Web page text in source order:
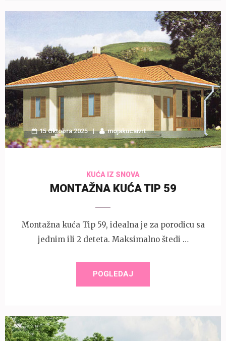
15 Oktobra 2025 mojakucaivrt
KUĆA IZ SNOVA
MONTAŽNA KUĆA TIP 59
Montažna kuća Tip 59, idealna je za porodicu sa
jednim ili 2 deteta. Maksimalno štedi …
POGLEDAJ